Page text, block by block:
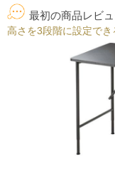
最初の商品レビュ
高さを3段階に設定でき